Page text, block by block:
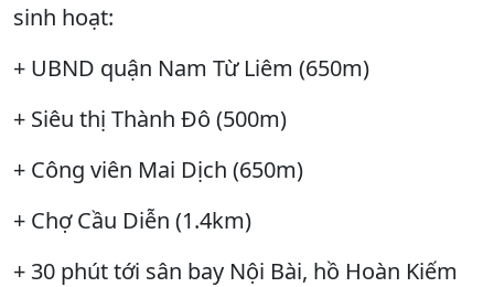
sinh hoạt:
+ UBND quận Nam Từ Liêm (650m)
+ Siêu thị Thành Đô (500m)
+ Công viên Mai Dịch (650m)
+ Chợ Cầu Diễn (1.4km)
+ 30 phút tới sân bay Nội Bài, hồ Hoàn Kiếm